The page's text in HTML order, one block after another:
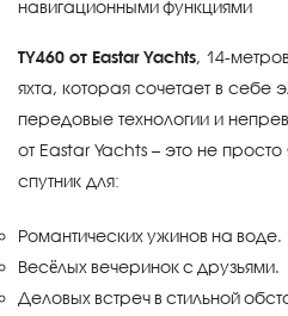
навигационными функциями
TY460 от Eastar Yachts, 14-
яхта, которая сочетает в себе
передовые технологии и
от Eastar Yachts – это не
спутник для:
Романтических ужинов на воде.
Весёлых вечеринок с друзьями.
Деловых встреч в стильной